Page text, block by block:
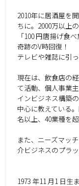
2010年に居酒屋を
ちに。2000万以上
「100 円唐揚げ食
奇跡のV時回復！
テレビや雑誌に引
現在は、飲食店の
て活動、個人事業
インビジネス構築
中心に教えている
名以上、40業種を超
また、ニーズマッ
介ビジネスのプラ
1973 年11 月1 日